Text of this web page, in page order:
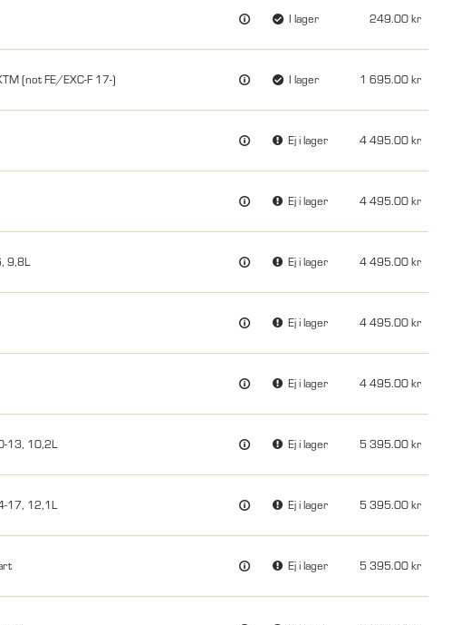
I lager 249.00
(not FE/EXC-F 17-) I lager 1 695.00
Ej i lager 4 495.00
Ej i lager 4 495.00
9,8L Ej i lager 4 495.00
Ej i lager 4 495.00
Ej i lager 4 495.00
13, 10,2L Ej i lager 5 395.00
17, 12,1L Ej i lager 5 395.00
Ej i lager 5 395.00